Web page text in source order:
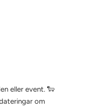
eller event. 🐑
om